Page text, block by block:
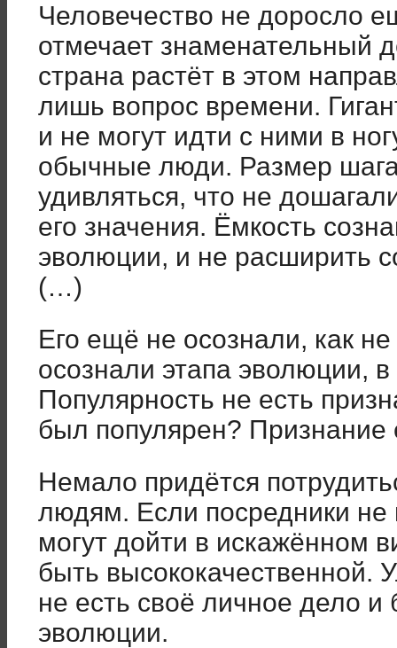
Человечество не доросло
отмечает знаменательный
страна растёт в этом
лишь вопрос времени.
и не могут идти с ними в
обычные люди. Размер
удивляться, что не
его значения. Ёмкость
эволюции, и не расширить
(…)
Его ещё не осознали, как
осознали этапа эволюции,
Популярность не есть
был популярен? Признание
Немало придётся
людям. Если посредники не
могут дойти в искажённом
быть высококачественной.
не есть своё личное дело и
эволюции.